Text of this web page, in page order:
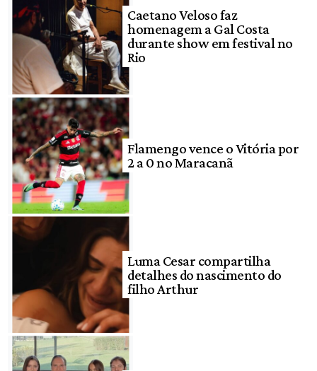
Caetano Veloso faz
homenagem a Gal Costa
durante show em festival no
Rio
Flamengo vence o Vitória por
2 a 0 no Maracanã
Luma Cesar compartilha
detalhes do nascimento do
filho Arthur